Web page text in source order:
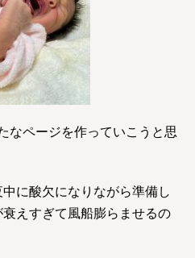
なページを作っていこうと思
に酸欠になりながら準備し
えすぎて風船膨らませるの